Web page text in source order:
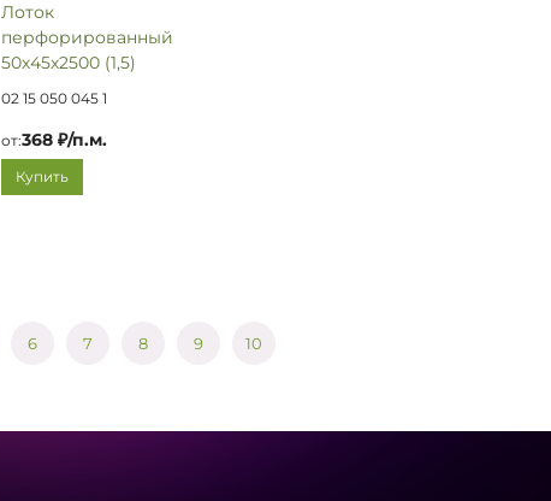
Лоток
перфорированный
50х45х2500 (1,5)
02 15 050 045 1
от:368 ₽/п.м.
Купить
6 7 8 9 10